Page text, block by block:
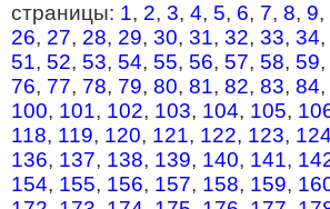
страницы: 1, 2, 3, 4, 5, 6, 7, 8, 9,
26, 27, 28, 29, 30, 31, 32, 33, 34,
51, 52, 53, 54, 55, 56, 57, 58, 59,
76, 77, 78, 79, 80, 81, 82, 83, 84,
100, 101, 102, 103, 104, 105,
118, 119, 120, 121, 122, 123, 124
136, 137, 138, 139, 140, 141,
154, 155, 156, 157, 158, 159,